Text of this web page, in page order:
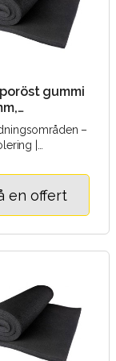
gummi
mm
–
|
|
|..en offert